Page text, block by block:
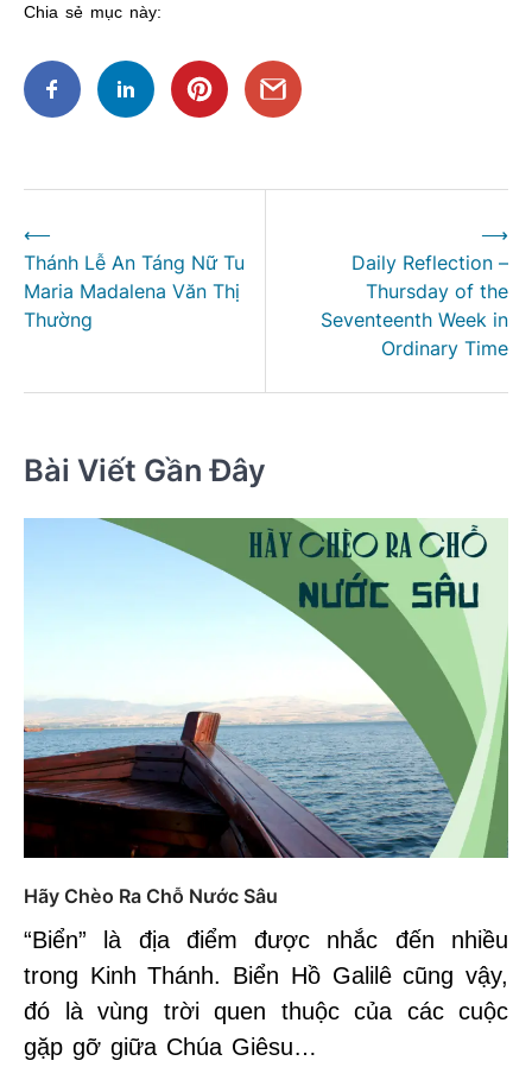
Chia sẻ mục này:
hướng
bài
viết
⟵
Thánh Lễ An Táng Nữ Tu
Maria Madalena Văn Thị
Thường
Daily Reflection –
Thursday of the
Seventeenth Week in
Ordinary Time
⟶
Bài Viết Gần Đây
Hãy Chèo Ra Chỗ Nước Sâu
“Biển” là địa điểm được nhắc đến nhiều
trong Kinh Thánh. Biển Hồ Galilê cũng vậy,
đó là vùng trời quen thuộc của các cuộc
gặp gỡ giữa Chúa Giêsu…